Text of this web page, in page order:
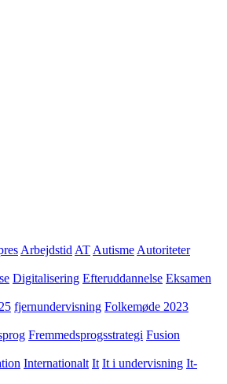
Arbejdstid AT Autisme Autoriteter
Digitalisering Efteruddannelse Eksamen
fjernundervisning Folkemøde 2023
Fremmedsprogsstrategi Fusion
Internationalt It It i undervisning It-